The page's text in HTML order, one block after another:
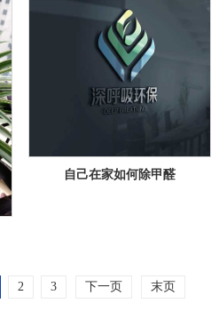
自己在家如何除甲醛
2 3 下一页 末页